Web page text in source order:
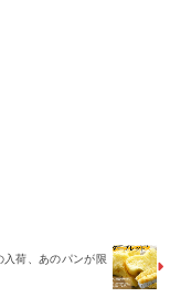
入荷、あのパンが限